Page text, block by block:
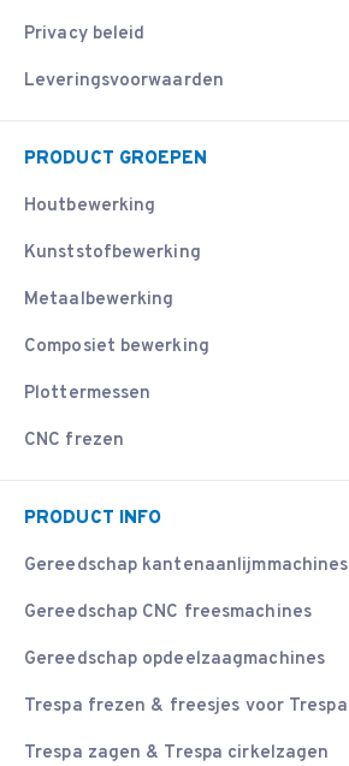
Privacy beleid
Leveringsvoorwaarden
PRODUCT GROEPEN
Houtbewerking
Kunststofbewerking
Metaalbewerking
Composiet bewerking
Plottermessen
CNC frezen
PRODUCT INFO
Gereedschap kantenaanlijmmachines
Gereedschap CNC freesmachines
Gereedschap opdeelzaagmachines
Trespa frezen & freesjes voor Trespa
Trespa zagen & Trespa cirkelzagen